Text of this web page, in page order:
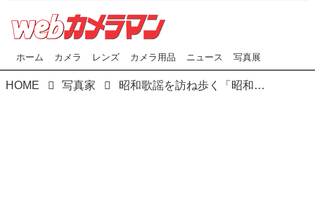
ホーム カメラ レンズ カメラ用品 ニュース 写真展
HOME 写真家 昭和歌謡を訪ね歩く「昭和という名の残照に」By L'amrita 中野で「時には母にない子のように･涙のオルフェ」の巻 第1回